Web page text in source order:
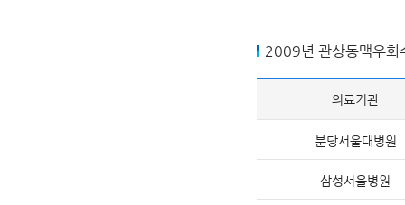
2009년 관상동맥우회
의료기관
분당서울대병원
삼성서울병원